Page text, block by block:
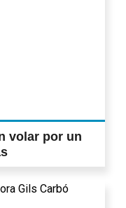
volar por un